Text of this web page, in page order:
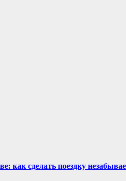
как сделать поездку